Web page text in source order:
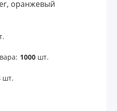
оранжевый
1000шт.
шт.